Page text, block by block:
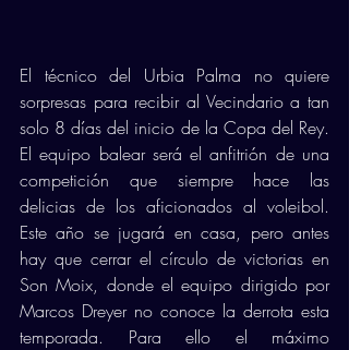
El técnico del Urbia Palma no quiere
sorpresas para recibir al Vecindario a tan
solo 8 días del inicio de la Copa del Rey.
El equipo balear será el anfitrión de una
competición que siempre hace las
delicias de los aficionados al voleibol.
Este año se jugará en casa, pero antes
hay que cerrar el círculo de victorias en
Son Moix, donde el equipo dirigido por
Marcos Dreyer no conoce la derrota esta
temporada. Para ello el máximo